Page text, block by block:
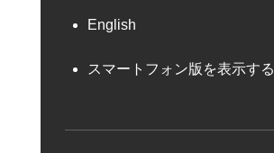
English
スマートフォン版を表示する